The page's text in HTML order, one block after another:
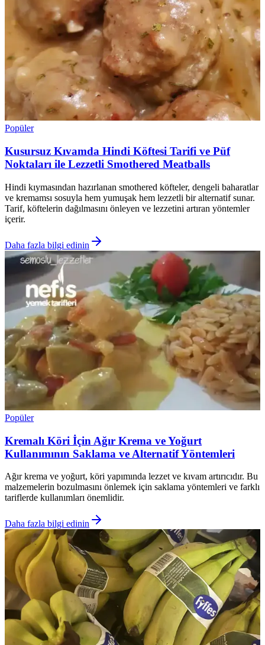
Popüler
Kusursuz Kıvamda Hindi Köftesi Tarifi ve Püf
Noktaları ile Lezzetli Smothered Meatballs
Hindi kıymasından hazırlanan smothered köfteler, dengeli baharatlar
ve kremamsı sosuyla hem yumuşak hem lezzetli bir alternatif sunar.
Tarif, köftelerin dağılmasını önleyen ve lezzetini artıran yöntemler
içerir.
Daha fazla bilgi edinin
Popüler
Kremalı Köri İçin Ağır Krema ve Yoğurt
Kullanımının Saklama ve Alternatif Yöntemleri
Ağır krema ve yoğurt, köri yapımında lezzet ve kıvam artırıcıdır. Bu
malzemelerin bozulmasını önlemek için saklama yöntemleri ve farklı
tariflerde kullanımları önemlidir.
Daha fazla bilgi edinin